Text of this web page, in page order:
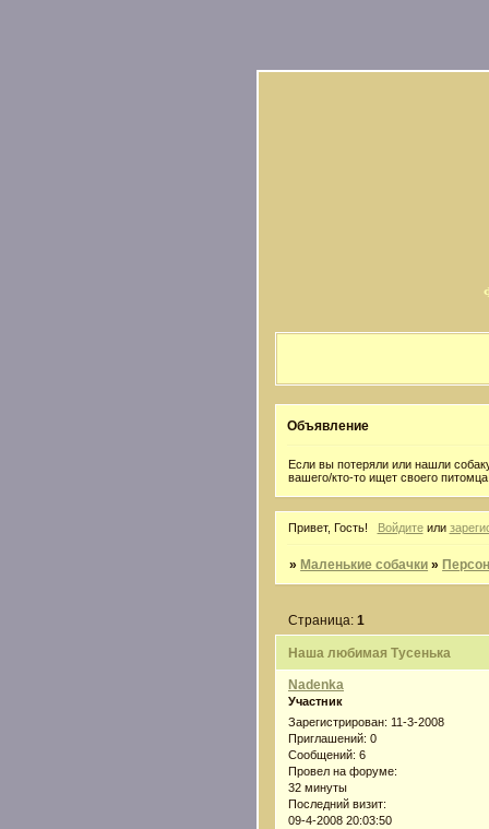
Объявление
Если вы потеряли или нашли
вашего/кто-то ищет своего питомца!
Привет, Гость! Войдитеили
» Маленькие собачки »
Наша любимая Тусенька
Страница:1
Nadenka
Участник
Зарегистрирован: 11-3-2008
Приглашений: 0
Сообщений: 6
Провел на форуме:
32 минуты
Последний визит:
09-4-2008 20:03:50